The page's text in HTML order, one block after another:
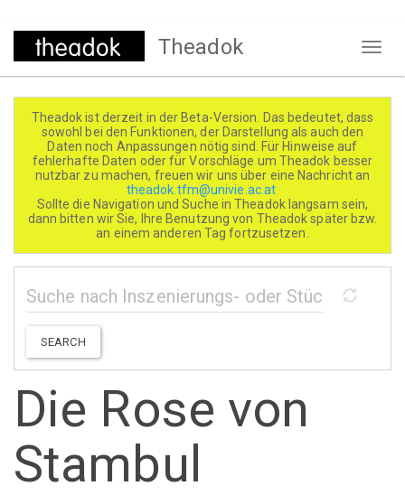
Direkt
Theadok
Theadok ist derzeit in der Beta-Version. Das bedeutet, dass
sowohl bei den Funktionen, der Darstellung als auch den
Daten noch Anpassungen nötig sind. Für Hinweise auf
fehlerhafte Daten oder für Vorschläge um Theadok besser
nutzbar zu machen, freuen wir uns über eine Nachricht an
theadok.tfm@univie.ac.at
Sollte die Navigation und Suche in Theadok langsam sein,
dann bitten wir Sie, Ihre Benutzung von Theadok später bzw.
an einem anderen Tag fortzusetzen.
SEARCH
Die Rose von
Stambul